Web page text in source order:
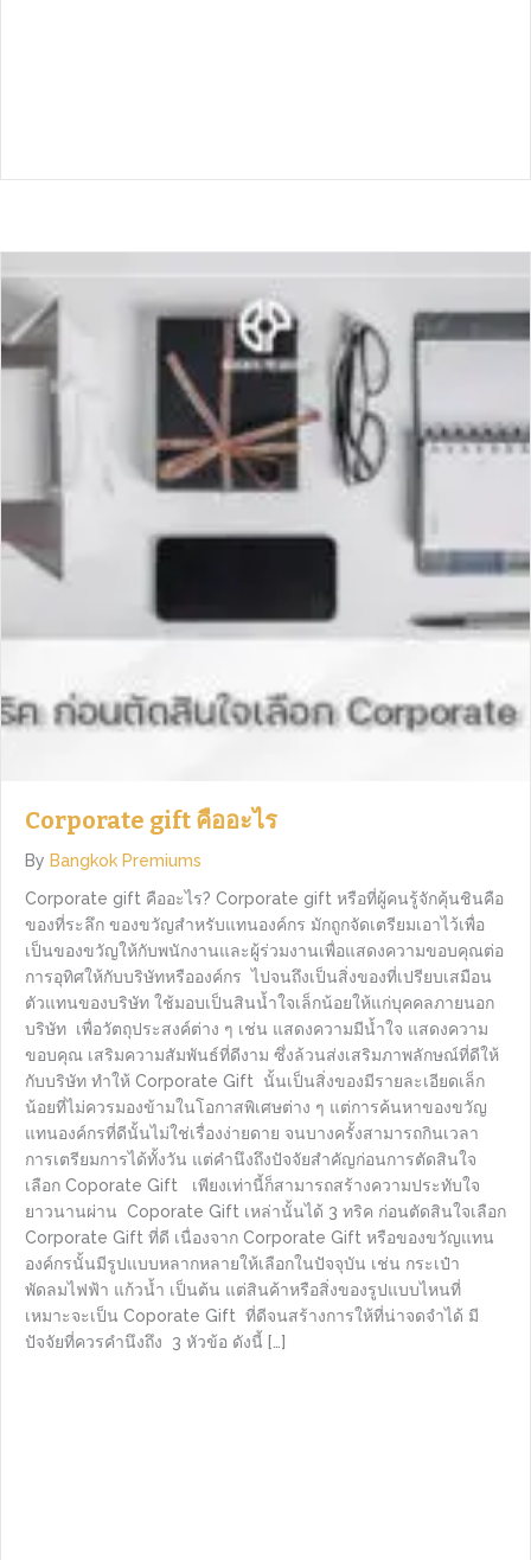
Corporate gift คืออะไร
By Bangkok Premiums
Corporate gift คืออะไร? Corporate gift หรือที่ผู้คนรู้จักคุ้นชินคือ
ของที่ระลึก ของขวัญสำหรับแทนองค์กร มักถูกจัดเตรียมเอาไว้เพื่อ
เป็นของขวัญให้กับพนักงานและผู้ร่วมงานเพื่อแสดงความขอบคุณต่อ
การอุทิศให้กับบริษัทหรือองค์กร ไปจนถึงเป็นสิ่งของที่เปรียบเสมือน
ตัวแทนของบริษัท ใช้มอบเป็นสินน้ำใจเล็กน้อยให้แก่บุคคลภายนอก
บริษัท เพื่อวัตถุประสงค์ต่าง ๆ เช่น แสดงความมีน้ำใจ แสดงความ
ขอบคุณ เสริมความสัมพันธ์ที่ดีงาม ซึ่งล้วนส่งเสริมภาพลักษณ์ที่ดีให้
กับบริษัท ทำให้ Corporate Gift นั้นเป็นสิ่งของมีรายละเอียดเล็ก
น้อยที่ไม่ควรมองข้ามในโอกาสพิเศษต่าง ๆ แต่การค้นหาของขวัญ
แทนองค์กรที่ดีนั้นไม่ใช่เรื่องง่ายดาย จนบางครั้งสามารถกินเวลา
การเตรียมการได้ทั้งวัน แต่คำนึงถึงปัจจัยสำคัญก่อนการตัดสินใจ
เลือก Coporate Gift เพียงเท่านี้ก็สามารถสร้างความประทับใจ
ยาวนานผ่าน Coporate Gift เหล่านั้นได้ 3 ทริค ก่อนตัดสินใจเลือก
Corporate Gift ที่ดี เนื่องจาก Corporate Gift หรือของขวัญแทน
องค์กรนั้นมีรูปแบบหลากหลายให้เลือกในปัจจุบัน เช่น กระเป๋า
พัดลมไฟฟ้า แก้วน้ำ เป็นต้น แต่สินค้าหรือสิ่งของรูปแบบไหนที่
เหมาะจะเป็น Coporate Gift ที่ดีจนสร้างการให้ที่น่าจดจำได้ มี
ปัจจัยที่ควรคำนึงถึง 3 หัวข้อ ดังนี้ […]